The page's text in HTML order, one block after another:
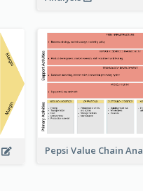
Pepsi Value Chain